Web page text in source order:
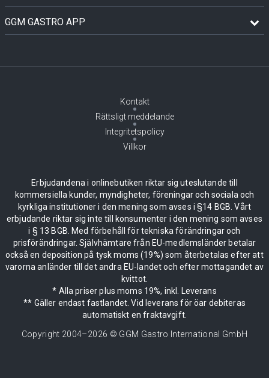
GGM GASTRO APP
Kontakt
Rättsligt meddelande
Integritetspolicy
Villkor
Erbjudandena i onlinebutiken riktar sig uteslutande till
kommersiella kunder, myndigheter, föreningar och sociala och
kyrkliga institutioner i den mening som avses i §14 BGB. Vårt
erbjudande riktar sig inte till konsumenter i den mening som avses
i § 13 BGB. Med förbehåll för tekniska förändringar och
prisförändringar. Självhämtare från EU-medlemsländer betalar
också en deposition på tysk moms (19%) som återbetalas efter att
varorna anländer till det andra EU-landet och efter mottagandet av
kvittot.
* Alla priser plus moms 19%, inkl. Leverans
** Gäller endast fastlandet. Vid leverans för öar debiteras
automatiskt en fraktavgift.
Copyright 2004–2026 © GGM Gastro International GmbH